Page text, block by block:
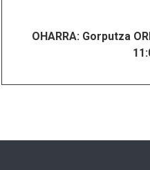
OHARRA: Gorputza